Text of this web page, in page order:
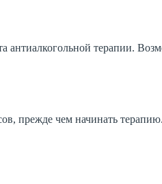
антиалкогольной терапии.
прежде чем начинать